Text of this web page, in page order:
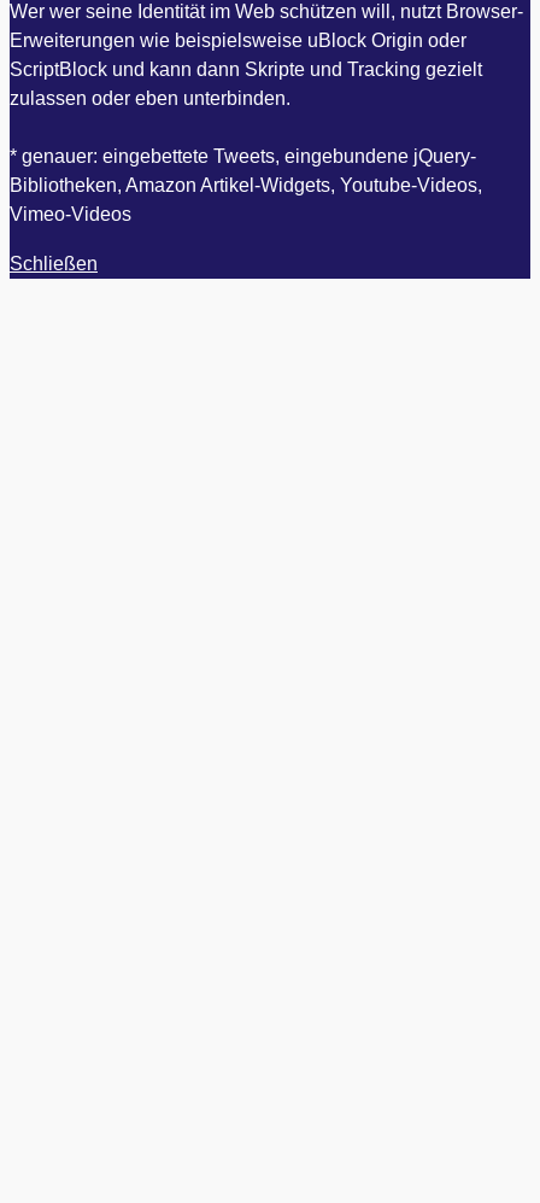
Wer wer seine Identität im Web schützen will, nutzt Browser-
Erweiterungen wie beispielsweise uBlock Origin oder
ScriptBlock und kann dann Skripte und Tracking gezielt
zulassen oder eben unterbinden.
* genauer: eingebettete Tweets, eingebundene jQuery-
Bibliotheken, Amazon Artikel-Widgets, Youtube-Videos,
Vimeo-Videos
Schließen